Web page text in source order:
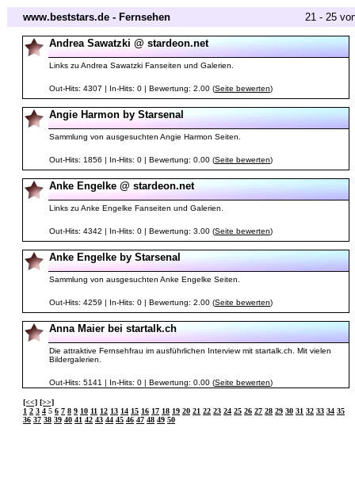
www.beststars.de - Fernsehen 21 - 25
Andrea Sawatzki @ stardeon.net
Links zu Andrea Sawatzki Fanseiten und Galerien.
Out-Hits: 4307 | In-Hits: 0 | Bewertung: 2.00 (Seite bewerten)
Angie Harmon by Starsenal
Sammlung von ausgesuchten Angie Harmon Seiten.
Out-Hits: 1856 | In-Hits: 0 | Bewertung: 0.00 (Seite bewerten)
Anke Engelke @ stardeon.net
Links zu Anke Engelke Fanseiten und Galerien.
Out-Hits: 4342 | In-Hits: 0 | Bewertung: 3.00 (Seite bewerten)
Anke Engelke by Starsenal
Sammlung von ausgesuchten Anke Engelke Seiten.
Out-Hits: 4259 | In-Hits: 0 | Bewertung: 2.00 (Seite bewerten)
Anna Maier bei startalk.ch
Die attraktive Fernsehfrau im ausführlichen Interview mit startalk.ch. Mit vielen
Bildergalerien.
Out-Hits: 5141 | In-Hits: 0 | Bewertung: 0.00 (Seite bewerten)
[<<] [>>]
1 2 3 4 5 6 7 8 9 10 11 12 13 14 15 16 17 18 19 20 21 22 23 24 25 26 27 28 29 30 31 32 33 34 35
36 37 38 39 40 41 42 43 44 45 46 47 48 49 50